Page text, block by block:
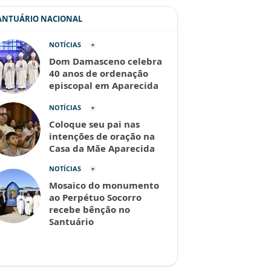
NACIONAL
NOTÍCIAS
Dom Damasceno celebra
40 anos de ordenação
episcopal em Aparecida
NOTÍCIAS
Coloque seu pai nas
intenções de oração na
Casa da Mãe Aparecida
NOTÍCIAS
Mosaico do monumento
ao Perpétuo Socorro
recebe bênção no
Santuário